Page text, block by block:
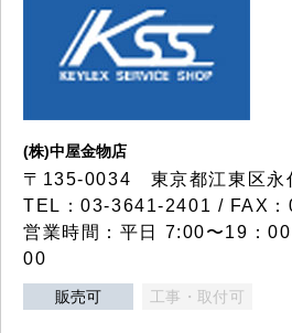
(株)中屋金物店
〒135-0034 東京都江東区永
TEL：03-3641-2401 / FAX
営業時間：平日 7:00〜19：
00
販売可 工事・取付可